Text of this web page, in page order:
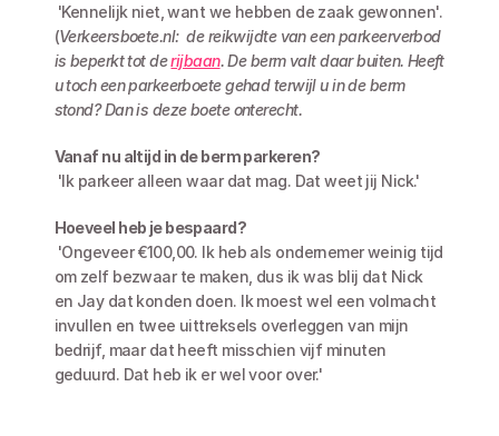
(Verkeersboete.nl:  de reikwijdte van een parkeerverbod
is beperkt tot de rijbaan. De berm valt daar buiten. Heeft
u toch een parkeerboete gehad terwijl u in de berm
stond? Dan is deze boete onterecht.
Vanaf nu altijd in de berm parkeren?
'Ik parkeer alleen waar dat mag. Dat weet jij Nick.'
Hoeveel heb je bespaard?
om zelf bezwaar te maken, dus ik was blij dat Nick
en Jay dat konden doen. Ik moest wel een volmacht
invullen en twee uittreksels overleggen van mijn
bedrijf, maar dat heeft misschien vijf minuten
geduurd. Dat heb ik er wel voor over.'